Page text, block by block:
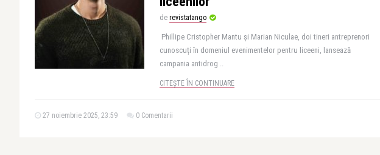
de revistatango
Phillipe Cristopher Mantu și Marian Niculae, doi tineri antreprenori
cunoscuți în domeniul evenimentelor pentru liceeni, lansează
campania antidrog ..
CITEȘTE ÎN CONTINUARE
27 noiembrie 2025, 23:59 0 Comentarii